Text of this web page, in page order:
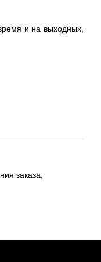
и на выходных,
заказа;